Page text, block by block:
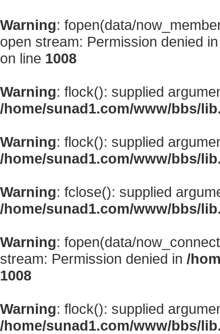
Warning: fopen(data/
open stream: Permission denied
on line 1008
Warning: flock(): supplied
/home/sunad1.com/www/bbs/
Warning: flock(): supplied
/home/sunad1.com/www/bbs/
Warning: fclose(): supplied
/home/sunad1.com/www/bbs/
Warning: fopen(data/
stream: Permission denied in /
1008
Warning: flock(): supplied
/home/sunad1.com/www/bbs/